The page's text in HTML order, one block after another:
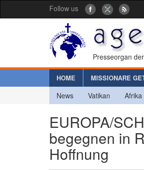
Follow us
Presseorgan
HOME MISSIONARE
News Vatikan Afrika
EUROPA/
begegnen in
Hoffnung